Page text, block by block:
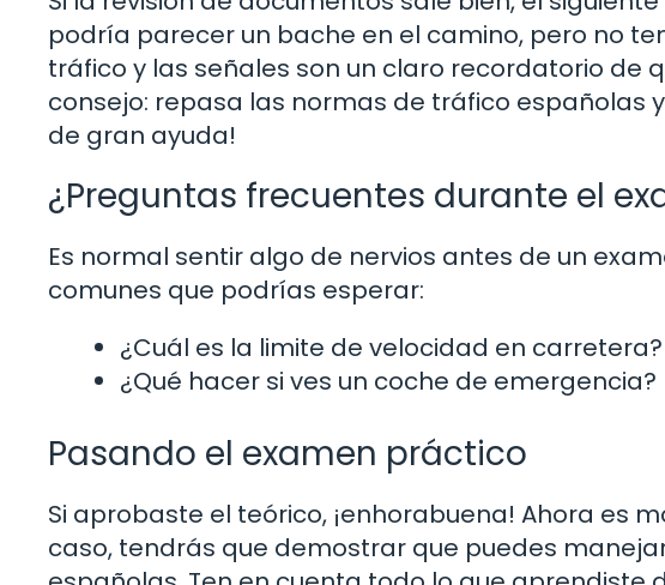
podría parecer un bache en el camino, pero no
tráfico y las señales son un claro recordatorio de
consejo: repasa las normas de tráfico españolas
de gran ayuda!
¿Preguntas frecuentes durante el
Es normal sentir algo de nervios antes de un
comunes que podrías esperar:
¿Cuál es la limite de velocidad en carretera?
¿Qué hacer si ves un coche de emergencia?
Pasando el examen práctico
Si aprobaste el teórico, ¡enhorabuena! Ahora es
caso, tendrás que demostrar que puedes